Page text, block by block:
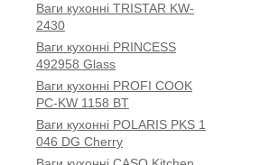
Ваги кухонні TRISTAR KW-
2430
Ваги кухонні PRINCESS
492958 Glass
Ваги кухонні PROFI COOK
PC-KW 1158 BT
Ваги кухонні POLARIS PKS 1
046 DG Cherry